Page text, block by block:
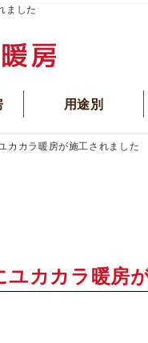
ました
用途別
カカラ暖房が施工されました
カカラ暖房